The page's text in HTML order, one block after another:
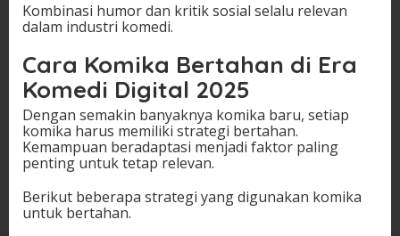
Kombinasi humor dan kritik sosial selalu relevan
dalam industri komedi.
Cara Komika Bertahan di Era
Komedi Digital 2025
Dengan semakin banyaknya komika baru, setiap
komika harus memiliki strategi bertahan.
Kemampuan beradaptasi menjadi faktor paling
penting untuk tetap relevan.
Berikut beberapa strategi yang digunakan komika
untuk bertahan.